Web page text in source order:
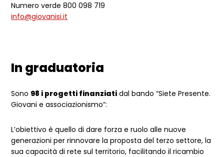
Numero verde 800 098 719
info@giovanisi.it
In graduatoria
Sono 98 i progetti finanziati dal bando “Siete Presente.
Giovani e associazionismo”:
L’obiettivo è quello di dare forza e ruolo alle nuove
generazioni per rinnovare la proposta del terzo settore, la
sua capacità di rete sul territorio, facilitando il ricambio